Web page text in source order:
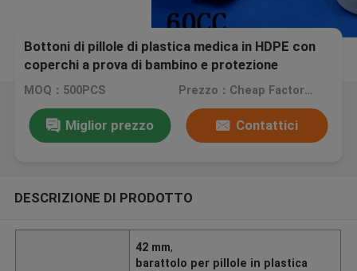
Bottoni di pillole di plastica medica in HDPE con
coperchi a prova di bambino e protezione
MOQ：500PCS Prezzo：Cheap Factory price, negotiation
Miglior prezzo Contattici
DESCRIZIONE DI PRODOTTO
42 mm,
barattolo per pillole in plastica